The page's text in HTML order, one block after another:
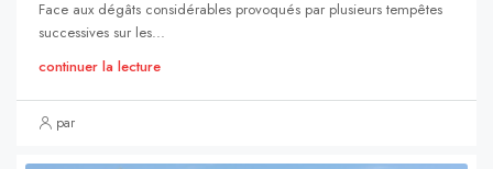
Face aux dégâts considérables provoqués par plusieurs tempêtes
successives sur les...
continuer la lecture
par